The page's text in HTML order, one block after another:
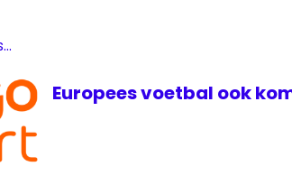
Europees voetbal ook